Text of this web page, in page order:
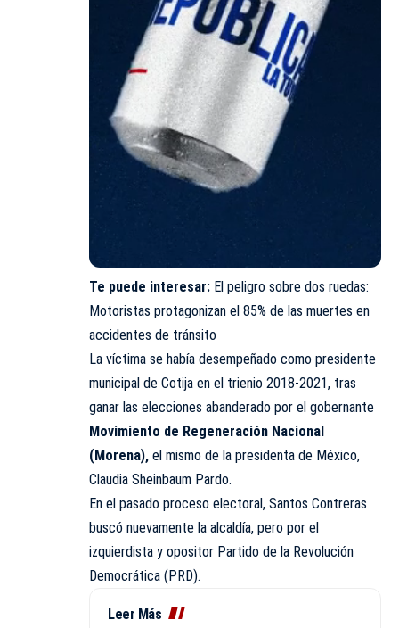
Te puede interesar: El peligro sobre dos ruedas:
Motoristas protagonizan el 85% de las muertes en
accidentes de tránsito
La víctima se había desempeñado como presidente
municipal de Cotija en el trienio 2018-2021, tras
ganar las elecciones abanderado por el gobernante
Movimiento de Regeneración Nacional
(Morena), el mismo de la presidenta de México,
Claudia Sheinbaum Pardo.
En el pasado proceso electoral, Santos Contreras
buscó nuevamente la alcaldía, pero por el
izquierdista y opositor Partido de la Revolución
Democrática (PRD).
Leer Más